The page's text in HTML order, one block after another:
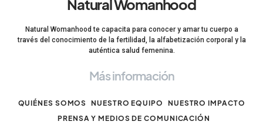
Natural Womanhood
Natural Womanhood te capacita para conocer y amar tu cuerpo a
través del conocimiento de la fertilidad, la alfabetización corporal y la
auténtica salud femenina.
Más información
QUIÉNES SOMOS NUESTRO EQUIPO
NUESTRO IMPACTO
PRENSA Y MEDIOS DE COMUNICACIÓN